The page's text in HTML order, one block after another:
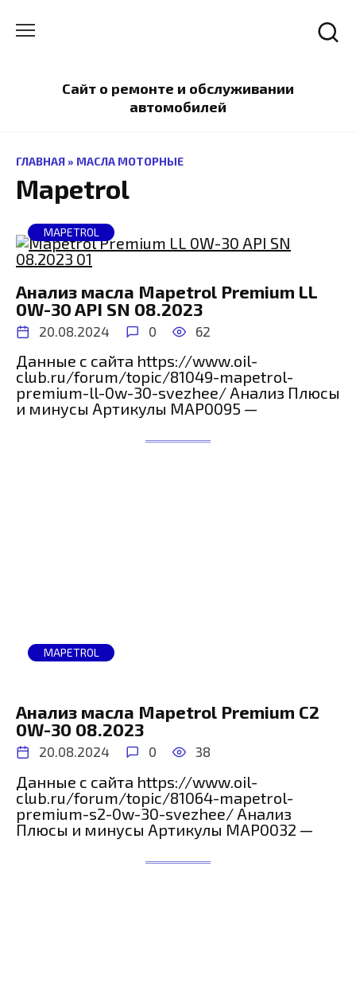
содержанию
Сайт о ремонте и обслуживании
автомобилей
ГЛАВНАЯ » МАСЛА МОТОРНЫЕ
Mapetrol
MAPETROL
Анализ масла Mapetrol Premium LL
0W-30 API SN 08.2023
20.08.2024 0 62
Данные с сайта https://www.oil-
club.ru/forum/topic/81049-mapetrol-
premium-ll-0w-30-svezhee/ Анализ Плюсы
и минусы Артикулы MAP0095 —
MAPETROL
Анализ масла Mapetrol Premium С2
0W-30 08.2023
20.08.2024 0 38
Данные с сайта https://www.oil-
club.ru/forum/topic/81064-mapetrol-
premium-s2-0w-30-svezhee/ Анализ
Плюсы и минусы Артикулы MAP0032 —